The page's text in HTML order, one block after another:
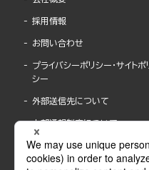
採用情報
お問い合わせ
プライバシーポリシー・サイトポ
シー
外部送信先について
内部通報制度について